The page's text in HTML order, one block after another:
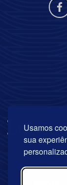
Usamos
sua